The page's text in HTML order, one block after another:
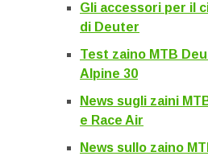
Gli accessori per il
di Deuter
Test zaino MTB
Alpine 30
News sugli zaini
e Race Air
News sullo zaino